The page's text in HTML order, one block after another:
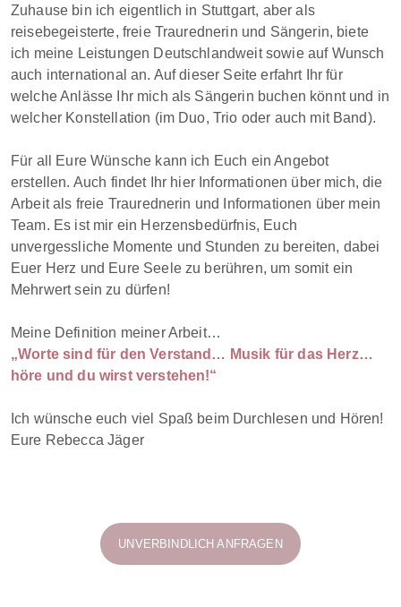
Zuhause bin ich eigentlich in Stuttgart, aber als
reisebegeisterte, freie Traurednerin und Sängerin, biete
ich meine Leistungen Deutschlandweit sowie auf Wunsch
auch international an. Auf dieser Seite erfahrt Ihr für
welche Anlässe Ihr mich als Sängerin buchen könnt und in
welcher Konstellation (im Duo, Trio oder auch mit Band).
Für all Eure Wünsche kann ich Euch ein Angebot
erstellen. Auch findet Ihr hier Informationen über mich, die
Arbeit als freie Traurednerin und Informationen über mein
Team. Es ist mir ein Herzensbedürfnis, Euch
unvergessliche Momente und Stunden zu bereiten, dabei
Euer Herz und Eure Seele zu berühren, um somit ein
Mehrwert sein zu dürfen!
Meine Definition meiner Arbeit…
„Worte sind für den Verstand… Musik für das Herz…
höre und du wirst verstehen!“
Ich wünsche euch viel Spaß beim Durchlesen und Hören!
Eure Rebecca Jäger
UNVERBINDLICH ANFRAGEN